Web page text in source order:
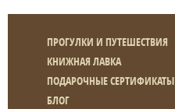
ПРОГУЛКИ И ПУТЕШЕСТВИЯ
КНИЖНАЯ ЛАВКА
ПОДАРОЧНЫЕ СЕРТИФИКАТЫ
БЛОГ